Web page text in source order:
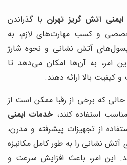
آتش گریز تهران با گذراندن
و کسب مهارت‌های لازم، به
آتش نشانی و نحوه شارژ
امر، به آن‌ها امکان می‌دهد تا
کیفیت بالا ارائه دهند.
حالی که برخی از رقبا ممکن است از
استفاده کنند، خدمات ایمنی
از تجهیزات پیشرفته و مدرن،
آتش نشانی را به طور کامل مکانیزه
این امر، باعث افزایش سرعت و